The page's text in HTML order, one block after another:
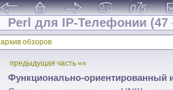
Perl для IP-Телефонии (47
архив обзоров
предыдущая часть ««
Функционально-ориентированный